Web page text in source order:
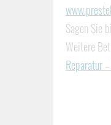
Sagen Sie
Weitere
Reparatur